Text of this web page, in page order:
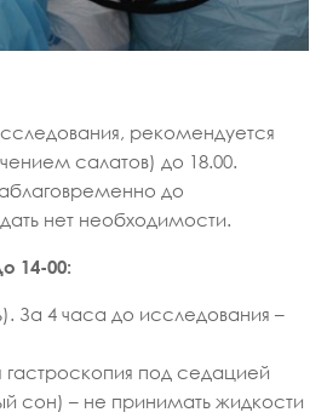
рекомендуется
салатов) до 18.00.
до
нет необходимости.
14-00:
За 4 часа до исследования –
гастроскопия под седацией
сон) – не принимать жидкости